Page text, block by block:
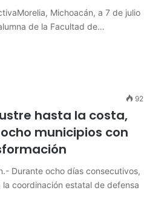
Michoacán, a 7 de julio
de la Facultad de…
92
hasta la costa,
municipios con
Durante ocho días consecutivos,
la coordinación estatal de defensa